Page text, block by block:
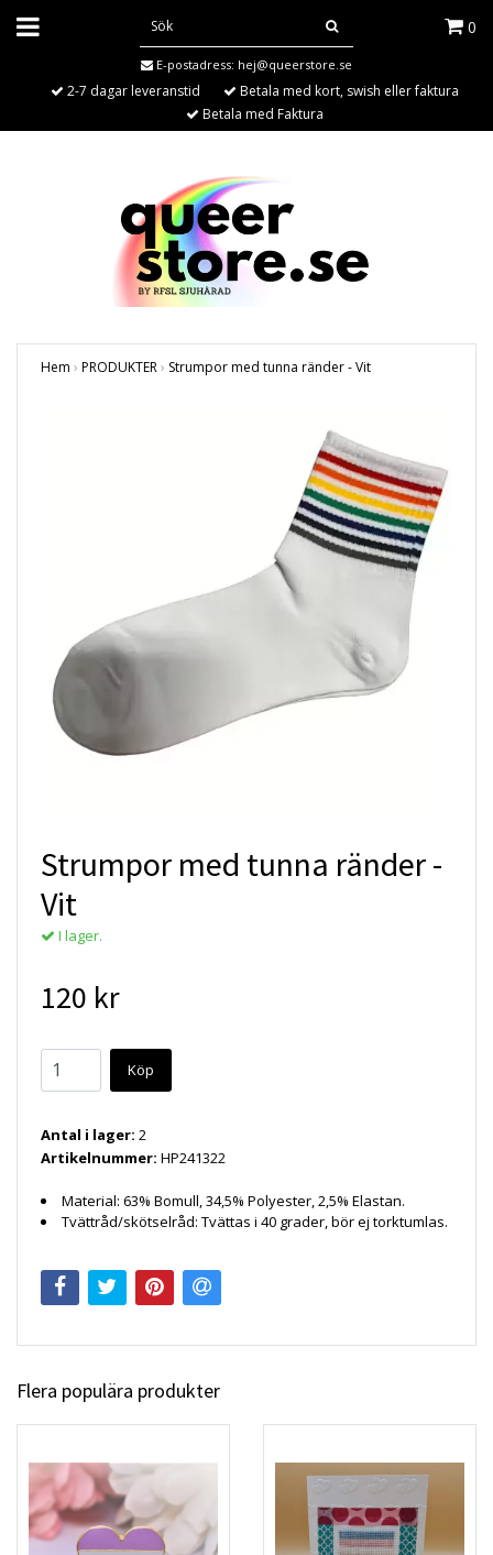
0
E-postadress: hej@queerstore.se
2-7 dagar leveranstid
Betala med kort, swish eller faktura
Betala med Faktura
Hem › PRODUKTER› Strumpor med tunna ränder - Vit
Strumpor med tunna ränder -
Vit
I lager.
120 kr
Köp
Antal i lager: 2
Artikelnummer: HP241322
Material: 63% Bomull, 34,5% Polyester, 2,5% Elastan.
Tvättråd/skötselråd: Tvättas i 40 grader, bör ej torktumlas.
Flera populära produkter